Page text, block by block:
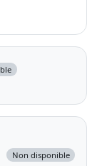
Non disponible